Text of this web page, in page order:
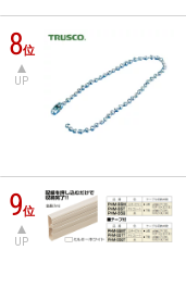
8位
UP
9位
UP